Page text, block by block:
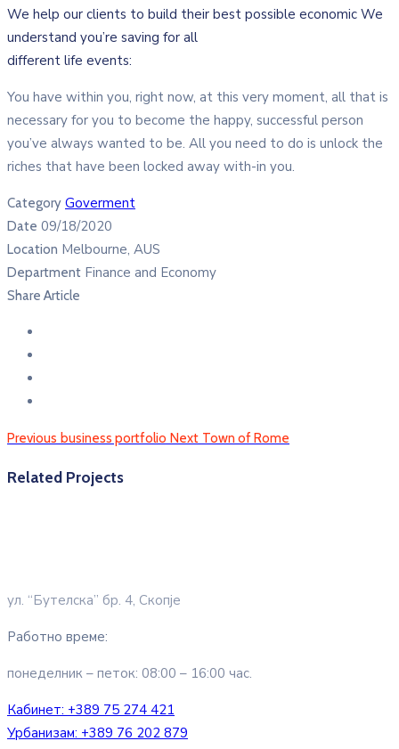
We help our clients to build their best possible economic We
understand you’re saving for all
different life events:
You have within you, right now, at this very moment, all that is
necessary for you to become the happy, successful person
you’ve always wanted to be. All you need to do is unlock the
riches that have been locked away with-in you.
Category Goverment
Date 09/18/2020
Location Melbourne, AUS
Department Finance and Economy
Share Article
Previous business portfolio Next Town of Rome
Related Projects
ул. “Бутелска” бр. 4, Скопје
Работно време:
понеделник – петок: 08:00 – 16:00 час.
Кабинет: +389 75 274 421
Урбанизам: +389 76 202 879